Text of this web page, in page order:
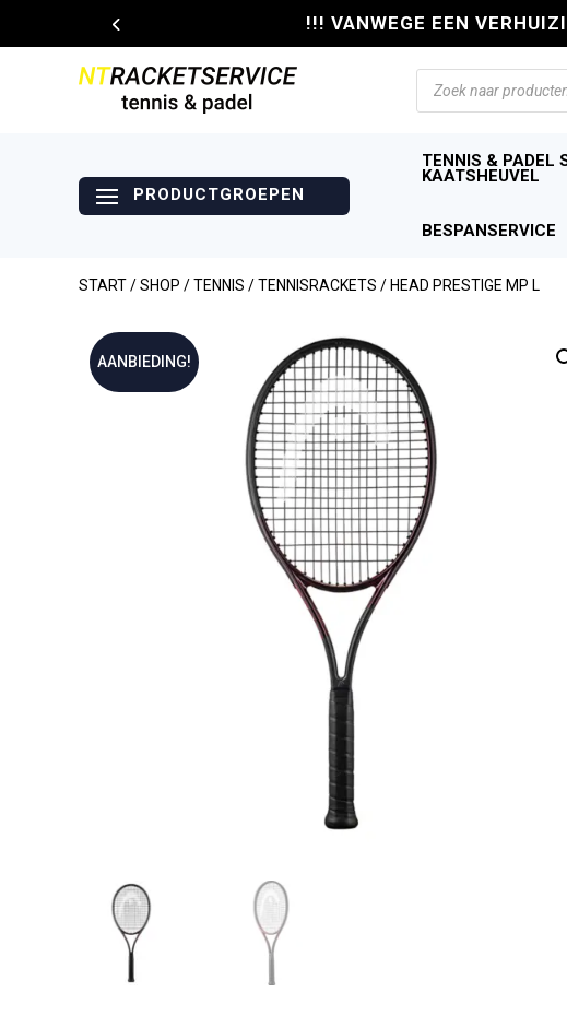
!!! VANWEGE EEN
Producten
zoeken
TENNIS & PADEL
KAATSHEUVEL
BESPANSERVICE
START/SHOP /TENNIS /TENNISRACKETS / HEAD PRESTIGE MP L
AANBIEDING!